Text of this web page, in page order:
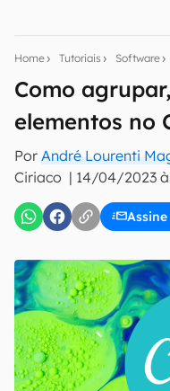
Home Tutoriais Software
Como
elementos no
Por André Lourenti
Ciriaco | 14/04/2023
Confirmo que li,